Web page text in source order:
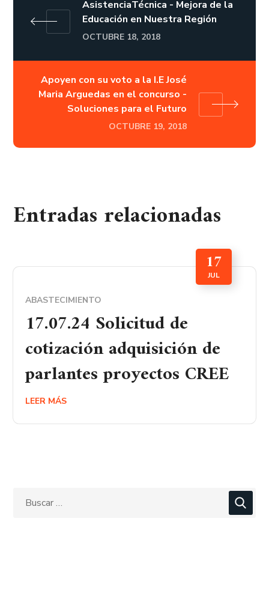
AsistenciaTécnica - Mejora de la
Educación en Nuestra Región
OCTUBRE 18, 2018
Apoyen con su voto a la I.E José
Maria Arguedas en el concurso -
Soluciones para el Futuro
OCTUBRE 19, 2018
Entradas relacionadas
17
JUL
ABASTECIMIENTO
17.07.24 Solicitud de
cotización adquisición de
parlantes proyectos CREE
LEER MÁS